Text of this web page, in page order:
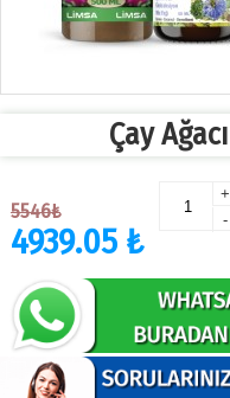
Çay
5546₺
4939.05 ₺
+
-